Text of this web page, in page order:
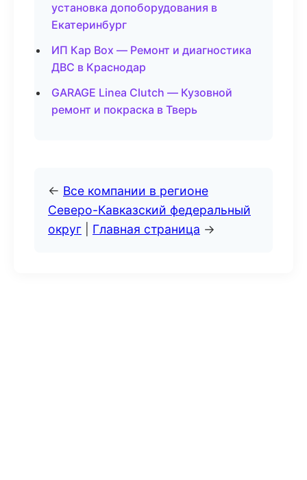
установка допоборудования в
Екатеринбург
ИП Кар Box — Ремонт и диагностика
ДВС в Краснодар
GARAGE Linea Clutch — Кузовной
ремонт и покраска в Тверь
← Все компании в регионе
Северо-Кавказский федеральный
округ
Главная страница →